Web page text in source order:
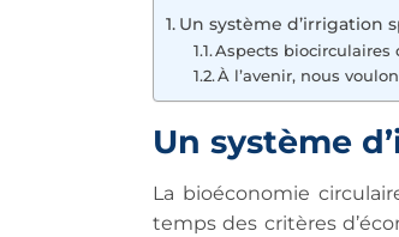
Un système d’irrigation
Aspects biocirculaires
À l’avenir, nous
Un système
La bioéconomie
temps des critères